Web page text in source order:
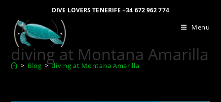
DIVE LOVERS TENERIFE +34 672 962 774
Menu
diving at Montana Amarilla
> Blog > diving at Montana Amarilla